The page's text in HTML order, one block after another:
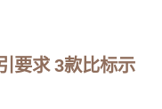
要求 3款比标示